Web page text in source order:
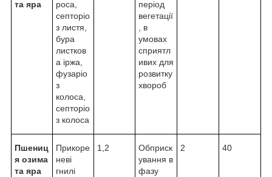
та яра
роса,
септоріо
з листя,
бура
листков
а іржа,
фузаріо
з
колоса,
септоріо
з колоса
період
вегетації
, в
умовах
сприятл
ивих для
розвитку
хвороб
Пшениц
я озима
та яра
Прикоре
неві
гнилі
1,2
Обприск
ування в
фазу
2 40